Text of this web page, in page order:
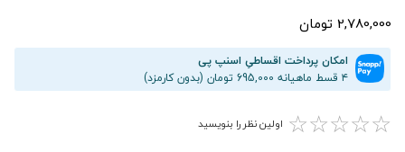
2,780,000 تومان
امکان پرداخت اقساطیِ اسنپ پی
۴ قسط ماهیانه 695,000 تومان (بدون کارمزد)
☆
☆
☆
☆
☆ اولین نظر را بنویسید